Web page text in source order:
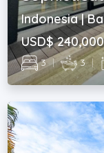
Indonesia |
USD$ 240,000
3 | 3 |